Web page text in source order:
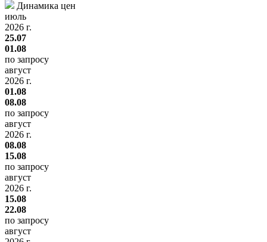
Динамика цен
июль
2026 г.
25.07
01.08
по запросу
август
2026 г.
01.08
08.08
по запросу
август
2026 г.
08.08
15.08
по запросу
август
2026 г.
15.08
22.08
по запросу
август